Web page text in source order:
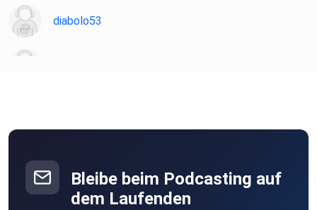
diabolo53
Obernburg am Main
Bleibe beim Podcasting auf
dem Laufenden